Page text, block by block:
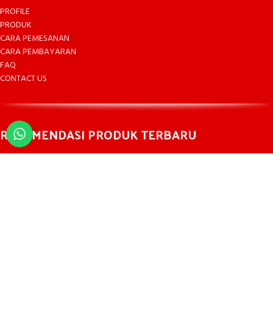
PROFILE
PRODUK
CARA PEMESANAN
CARA PEMBAYARAN
FAQ
CONTACT US
REKOMENDASI PRODUK TERBARU